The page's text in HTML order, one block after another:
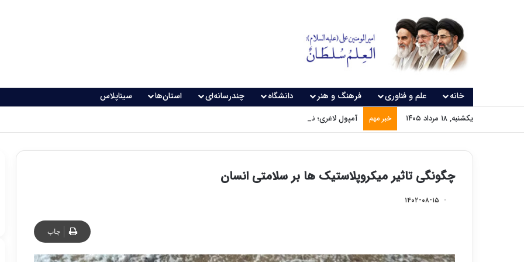
خانه علم و فناوری فرهنگ و هنر دانشگاه چندرسانه‌ای استان‌ها سیناپلاس
یکشنبه, ۱۸ مرداد ۱۴۰۵ خبر مهم آمپول لاغری؛ نسخه‌ای که بدون تغذیه خطرناک می‌شود
چگونگی تاثیر میکروپلاستیک ها بر سلامتی انسان
۱۴۰۲-۰۸-۱۵
چاپ